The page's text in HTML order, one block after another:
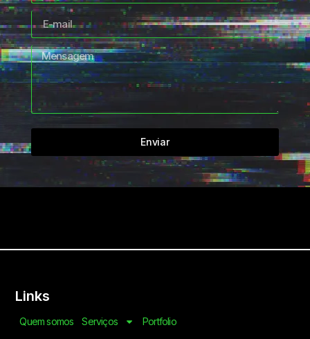
Enviar
Links
Quem somos Serviços Portfolio